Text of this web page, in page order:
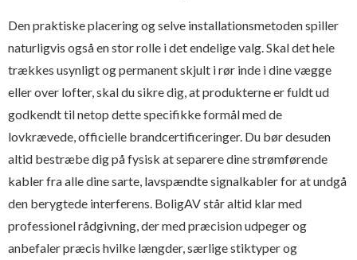
Den praktiske placering og selve installationsmetoden spiller
naturligvis også en stor rolle i det endelige valg. Skal det hele
trækkes usynligt og permanent skjult i rør inde i dine vægge
eller over lofter, skal du sikre dig, at produkterne er fuldt ud
godkendt til netop dette specifikke formål med de
lovkrævede, officielle brandcertificeringer. Du bør desuden
altid bestræbe dig på fysisk at separere dine strømførende
kabler fra alle dine sarte, lavspændte signalkabler for at undgå
den berygtede interferens. BoligAV står altid klar med
professionel rådgivning, der med præcision udpeger og
anbefaler præcis hvilke længder, særlige stiktyper og